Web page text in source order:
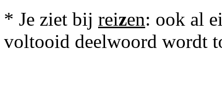
* Je ziet bij reizen: ook al
voltooid deelwoord wordt